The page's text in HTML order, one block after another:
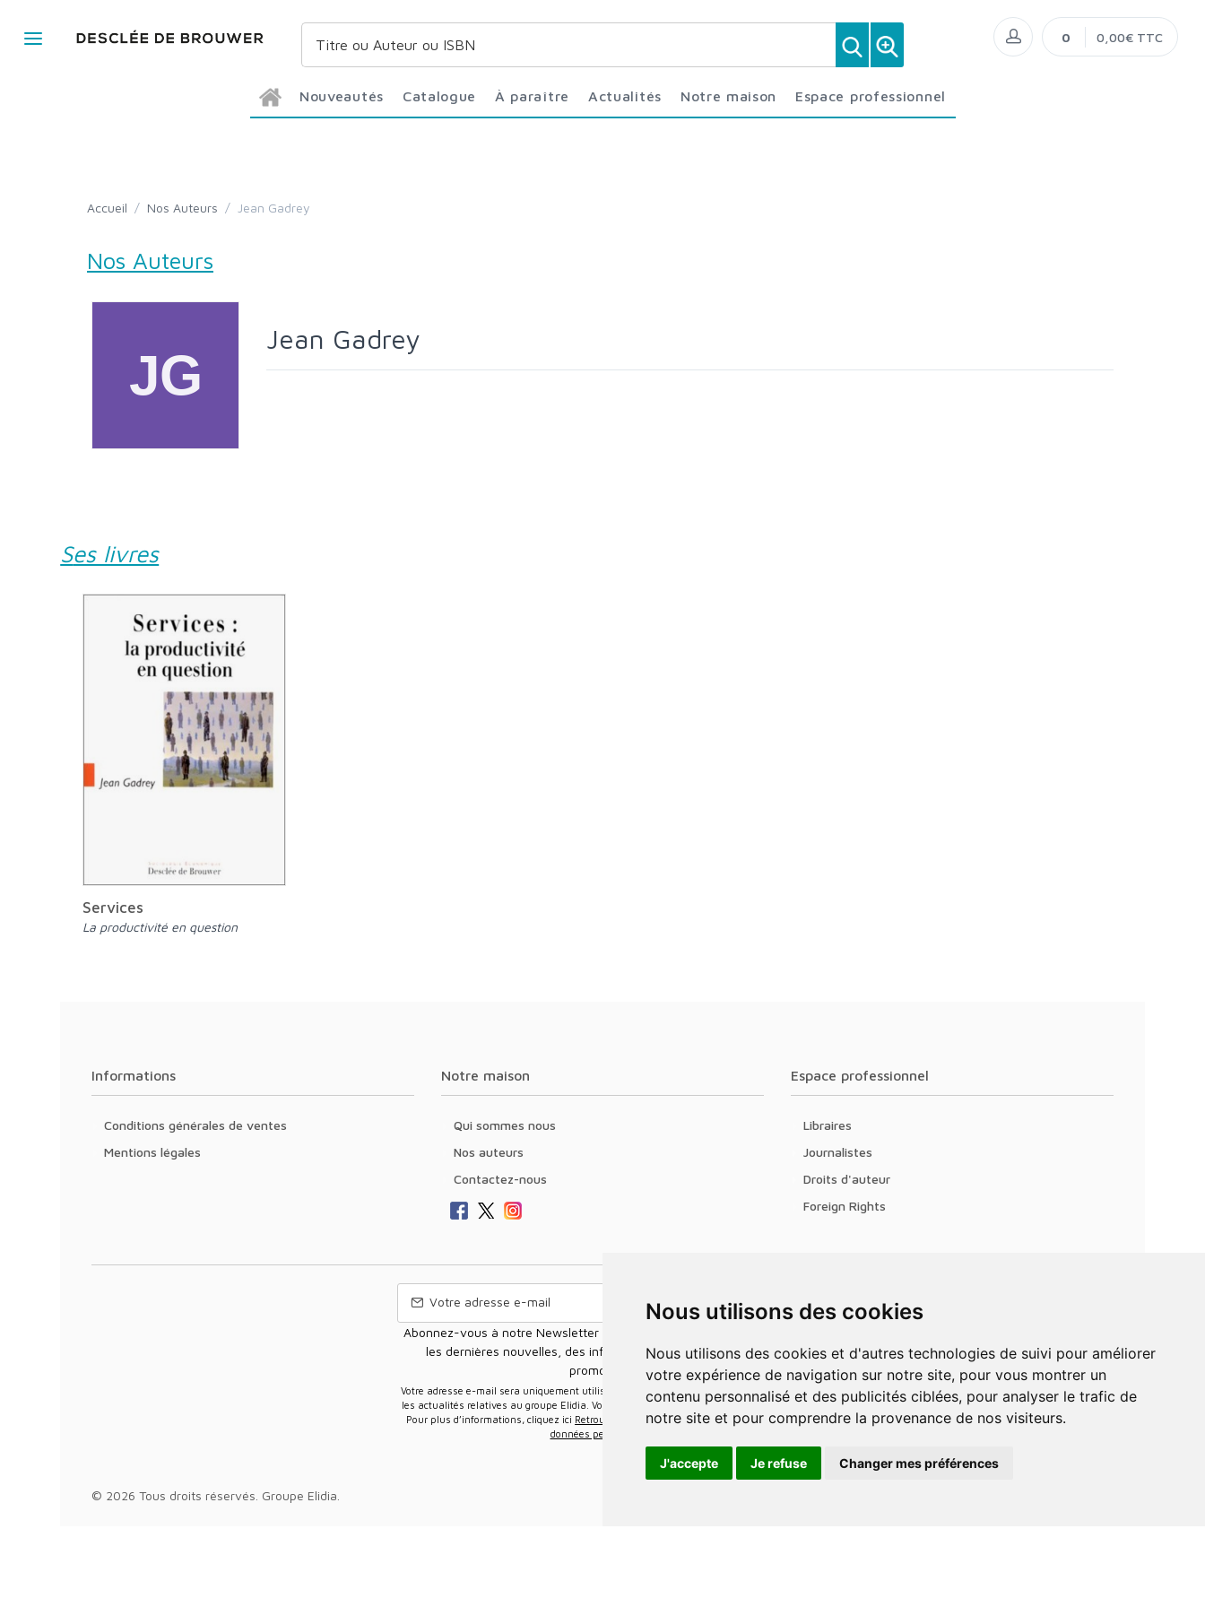
Nous utilisons des cookies
Nous utilisons des cookies et d'autres technologies de suivi pour améliorer
votre expérience de navigation sur notre site, pour vous montrer un
contenu personnalisé et des publicités ciblées, pour analyser le trafic de
notre site et pour comprendre la provenance de nos visiteurs.
J'accepte Je refuse Changer mes préférences
Nouveautés Catalogue À paraître Actualités Notre maison Espace professionnel
0 0,00€ TTC
Accueil / Nos Auteurs / Jean Gadrey
Nos Auteurs
Jean Gadrey
Ses livres
Services
La productivité en question
Informations
Conditions générales de ventes
Mentions légales
Notre maison
Qui sommes nous
Nos auteurs
Contactez-nous
Espace professionnel
Libraires
Journalistes
Droits d'auteur
Foreign Rights
Abonnez-vous à notre Newsletter pour recevoir nos nouvelles offres,
les dernières nouvelles, des informations sur les ventes et les
promotions.
Votre adresse e-mail sera uniquement utilisée pour vous envoyer des informations sur
les actualités relatives au groupe Elidia. Vous pouvez vous désinscrire à tout moment.
Pour plus d’informations, cliquez ici Retrouvez ici notre politique de protection de vos
données personnelles
© 2026 Tous droits réservés. Groupe Elidia